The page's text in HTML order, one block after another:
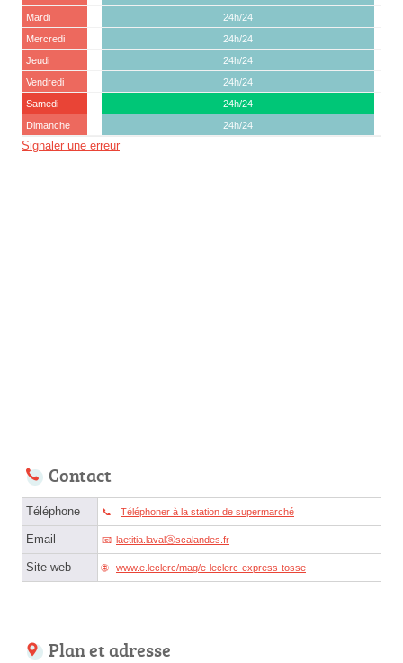
Mardi
24h/24
Mercredi
24h/24
Jeudi
24h/24
Vendredi
24h/24
Samedi
24h/24
Dimanche
24h/24
Signaler une erreur
Contact
Téléphone Téléphoner à la station de supermarché
Email laetitia.lavalⓐscalandes.fr
Site web www.e.leclerc/mag/e-leclerc-express-tosse
Plan et adresse